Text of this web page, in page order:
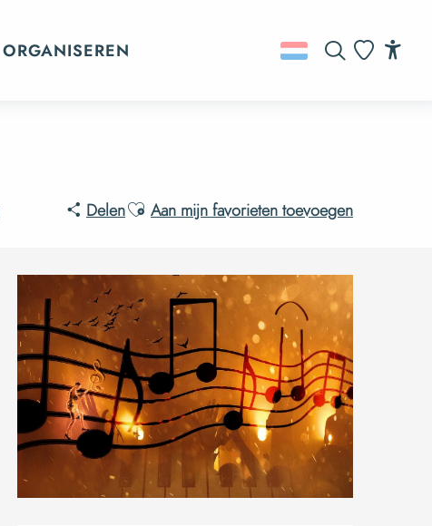
ORGANISEREN
DelenAjouter aux favoris
Aan mijn favorieten toevoegen